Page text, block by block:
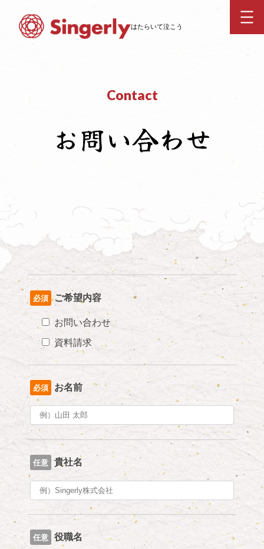
はたらいて泣こう
Contact
お問い合わせ
必須 ご希望内容
お問い合わせ
資料請求
必須 お名前
任意 貴社名
任意 役職名